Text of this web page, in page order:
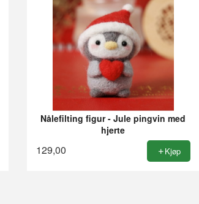
Nålefilting figur - Jule pingvin med
hjerte
129,00 Kjøp